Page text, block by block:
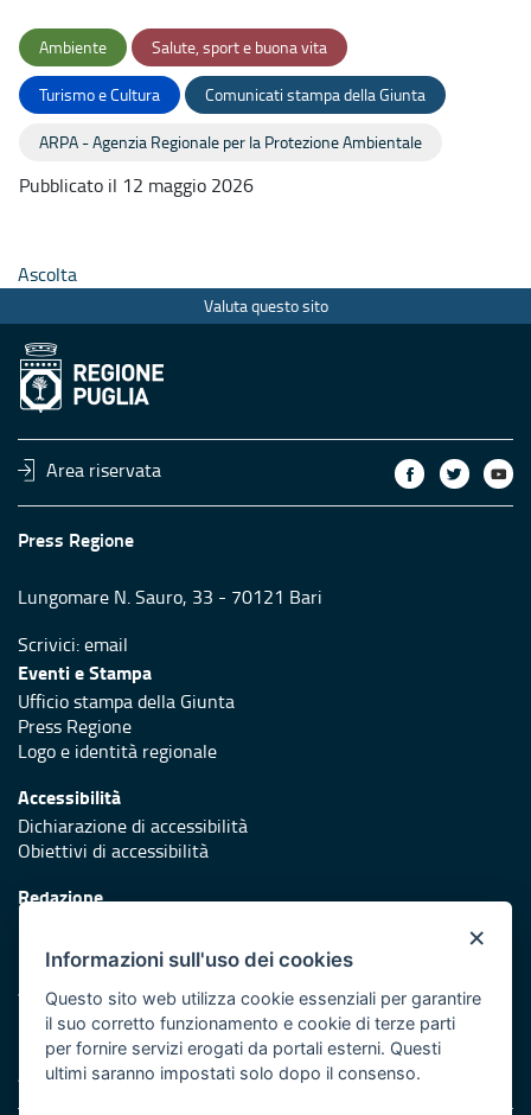
Ambiente Salute, sport e buona vita
Turismo e Cultura Comunicati stampa della Giunta
ARPA - Agenzia Regionale per la Protezione Ambientale
Pubblicato il 12 maggio 2026
Ascolta
Valuta questo sito
Area riservata
Press Regione
Lungomare N. Sauro, 33 - 70121 Bari
Scrivici:email
Eventi e Stampa
Ufficio stampa della Giunta
Press Regione
Logo e identità regionale
Accessibilità
Dichiarazione di accessibilità
Obiettivi di accessibilità
Redazione
Protezione civile
Vai al sito di Protezione Civile Puglia
Iniziativa finanziata con risorse del POR Puglia 2014/2020 -
Asse XI
×
Informazioni sull'uso dei cookies
Questo sito web utilizza cookie essenziali per garantire
il suo corretto funzionamento e cookie di terze parti
per fornire servizi erogati da portali esterni. Questi
ultimi saranno impostati solo dopo il consenso.